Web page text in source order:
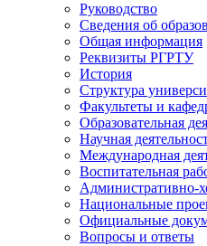
Руководство
Сведения об
Общая информация
Реквизиты РГРТУ
История
Структура
Факультеты и
Образовательная
Научная
Международная
Воспитательная
Административно-
Национальные
Официальные
Вопросы и ответы